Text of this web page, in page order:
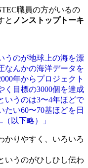
職員の方がいるの
と ノンストップトーキ
うのが地球上の海を漂
なんかの海洋データを
年からプロジェクト
く目標の3000個を達成
いうのは3〜4年ほどで
い60〜70基ほどを日
以下略）」
かりやすく、いろいろ
いうのがひしひし伝わ